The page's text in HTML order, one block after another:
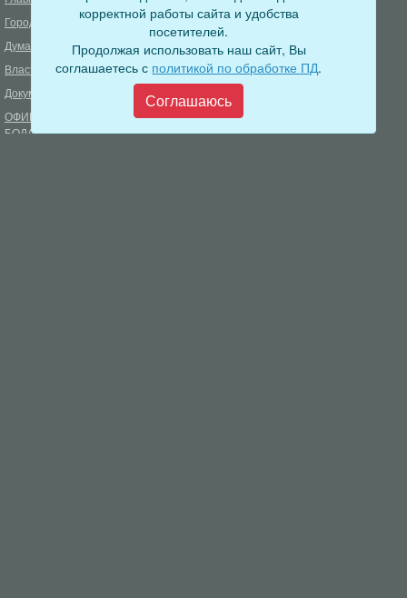
Город
Дума
Власть
Документы
ОФИЦИАЛЬНЫЙ ВЕСТНИК
БОДАЙБО
Муниципальный контроль
Меры пожарной безопасности
Муниципальные закупки
Формирование комфортной
городской среды
Фонд капитального ремонта
корректной работы сайта и удобства
посетителей.
Продолжая использовать наш сайт, Вы
соглашаетесь с политикой по обработке ПД.
Соглашаюсь